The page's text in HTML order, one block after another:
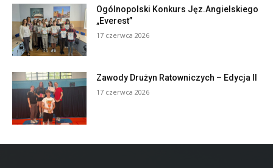
Ogólnopolski Konkurs Jęz.Angielskiego
„Everest”
17 czerwca 2026
Zawody Drużyn Ratowniczych – Edycja II
17 czerwca 2026